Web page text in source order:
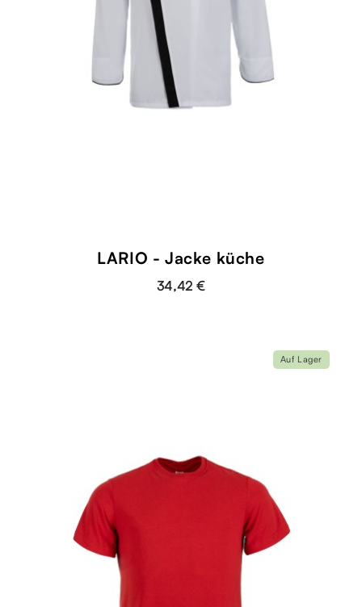
LARIO - Jacke küche
34,42 €
Auf Lager